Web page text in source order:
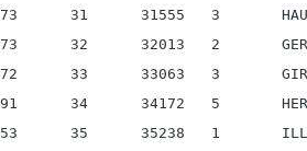
73      31      31555   3
73      32      32013   2
72      33      33063   3
91      34      34172   5
53      35      35238   1